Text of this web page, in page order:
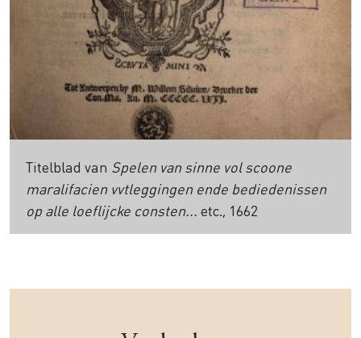
Titelblad van Spelen van sinne vol scoone
maralifacien vvtleggingen ende bediedenissen
op alle loeflijcke consten... etc., 1662